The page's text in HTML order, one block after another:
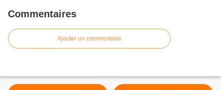
Commentaires
Ajouter un commentaire